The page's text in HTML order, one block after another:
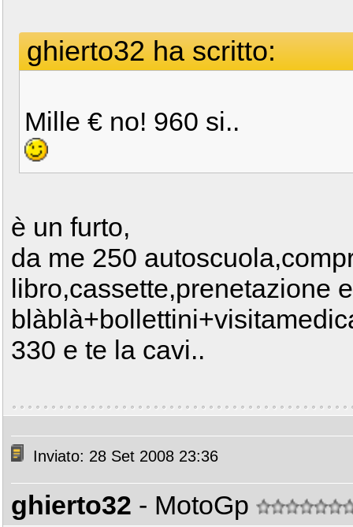
ghierto32 ha scritto:
Mille € no! 960 si..
è un furto,
da me 250
libro,cassette,prenetazione e
330 e te la cavi..
Inviato: 28 Set 2008 23:36
ghierto32 - MotoGp